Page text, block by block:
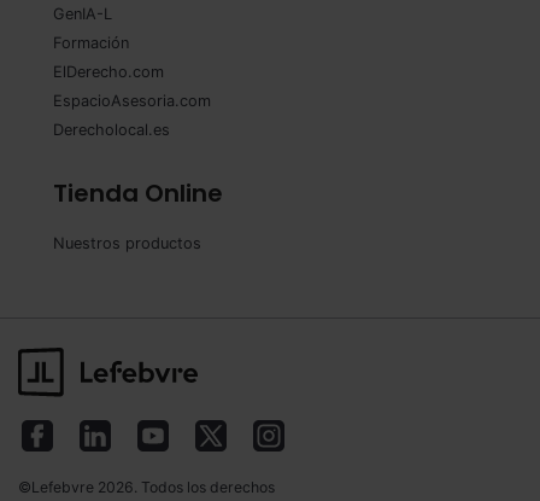
GenIA-L
Formación
ElDerecho.com
EspacioAsesoria.com
Derecholocal.es
Tienda Online
Nuestros productos
©Lefebvre 2026. Todos los derechos